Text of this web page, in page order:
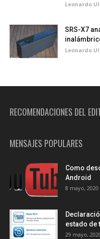
Leonardo
SRS-X7
Leonardo
RECOMENDACIONES DEL
MENSAJES POPULARES
Como
Android
8 mayo, 2020
estado de
29 mayo,